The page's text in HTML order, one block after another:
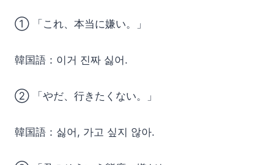
① 「これ、本当に嫌い。」
韓国語：이거 진짜 싫어.
② 「やだ、行きたくない。」
韓国語：싫어, 가고 싶지 않아.